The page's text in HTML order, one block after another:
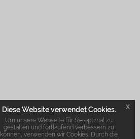
Diese Website verwendet Cookies.
Um unsere Webseite für Sie optimal zu
gestalten und fortlaufend verbessern zu
können, verwenden wir Cookies. Durch die
x